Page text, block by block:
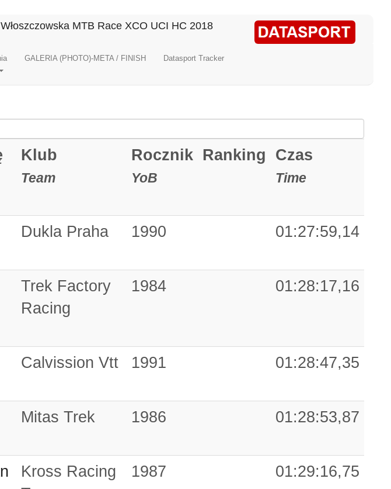
MTB Race XCO UCI HC 2018
GALERIA (PHOTO)-META / FINISH Datasport Tracker
Klub
Team
Rocznik
YoB
Ranking Czas
Time
Dukla Praha 1990 01:27:59,14
Trek Factory
Racing
1984 01:28:17,16
Calvission Vtt 1991 01:28:47,35
Mitas Trek 1986 01:28:53,87
Kross Racing
1987 01:29:16,75